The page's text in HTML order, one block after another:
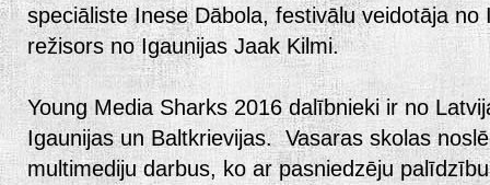
speciāliste Inese Dābola, festivālu veidotāja no
režisors no Igaunijas Jaak Kilmi.
Young Media Sharks 2016 dalībnieki ir no
Igaunijas un Baltkrievijas. Vasaras skolas
multimediju darbus, ko ar pasniedzēju